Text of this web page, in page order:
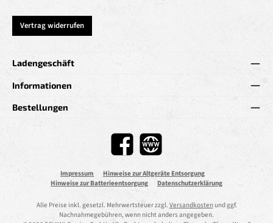
Vertrag widerrufen
Ladengeschäft
Informationen
Bestellungen
Facebook Website
Impressum
Hinweise zur Altgeräte Entsorgung
Hinweise zur Batterieentsorgung
Datenschutzerklärung
Alle Preise inkl. gesetzl. Mehrwertsteuer zzgl. Versandkostenund ggf.
Nachnahmegebühren, wenn nicht anders angegeben.